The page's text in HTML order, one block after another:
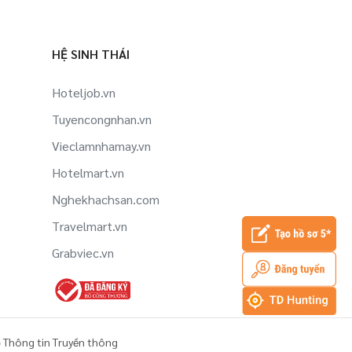
Việc làm Thớt tại Hải Phòng
HỆ SINH THÁI
Hoteljob.vn
Tuyencongnhan.vn
Vieclamnhamay.vn
Hotelmart.vn
Nghekhachsan.com
Travelmart.vn
Grabviec.vn
Thông tin Truyền thông